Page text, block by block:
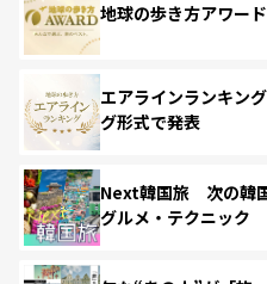
地球の歩き方アワー
エアラインランキン
グ形式で発表
Next韓国旅 次の韓
グルメ・テクニック